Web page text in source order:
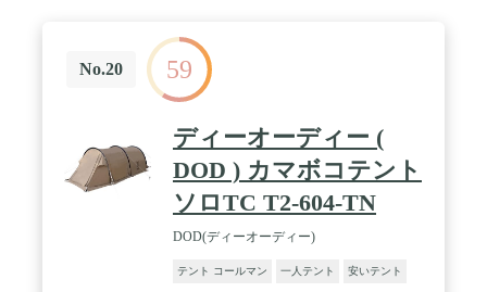
No.20 59
ディーオーディー (
DOD ) カマボコテント
ソロTC T2-604-TN
DOD(ディーオーディー)
テント コールマン 一人テント 安いテント